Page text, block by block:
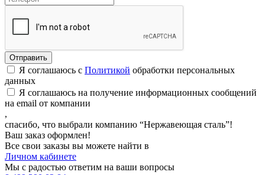
Я соглашаюсь с Политикой обработки персональных
данных
Я соглашаюсь на получение информационных сообщений
на email от компании
,
спасибо, что выбрали компанию “Нержавеющая сталь”!
Ваш заказ оформлен!
Все свои заказы вы можете найти в
Личном кабинете
Мы с радостью ответим на ваши вопросы